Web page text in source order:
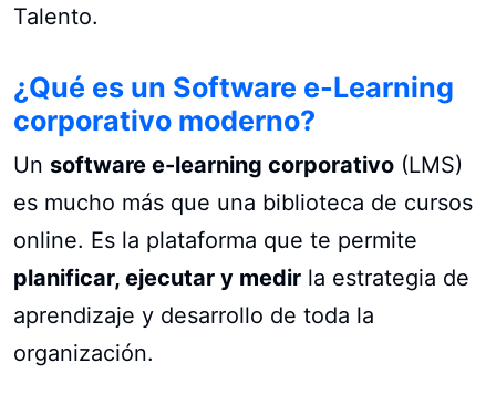
Talento.
¿Qué es un Software e-Learning
corporativo moderno?
Un software e-learning corporativo (LMS)
es mucho más que una biblioteca de cursos
online. Es la plataforma que te permite
planificar, ejecutar y medir la estrategia de
aprendizaje y desarrollo de toda la
organización.